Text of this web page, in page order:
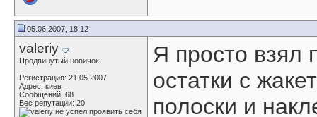
05.06.2007, 18:12
valeriy
Продвинутый новичок
Регистрация: 21.05.2007
Адрес: киев
Сообщений: 68
Вес репутации: 20
Я просто взял
остатки с
полоски и